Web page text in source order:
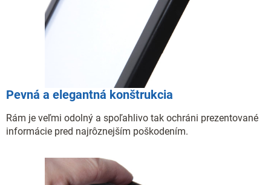
Pevná a elegantná konštrukcia
Rám je veľmi odolný a spoľahlivo tak ochráni prezentované
informácie pred najrôznejším poškodením.